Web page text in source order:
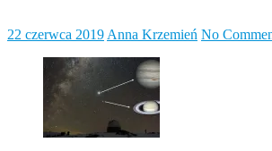
22 czerwca 2019 Anna Krzemień No